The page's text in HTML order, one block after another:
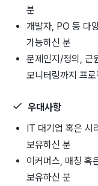
분
개발자, PO 등 다
가능하신 분
문제인지/정의, 근
모니터링까지 프
우대사항
IT 대기업 혹은 시
보유하신 분
이커머스, 매칭 혹
보유하신 분